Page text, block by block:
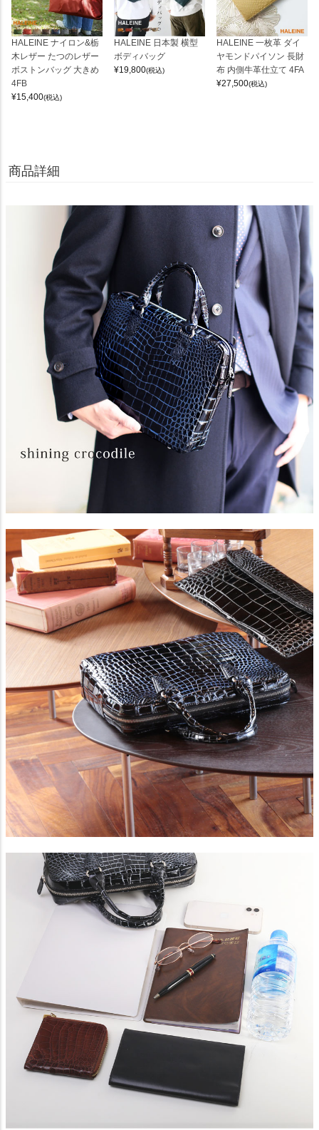
HALEINE ナイロン&栃
木レザー たつのレザー
ボストンバッグ 大きめ
4FB
¥15,400(税込)
HALEINE 日本製 横型
ボディバッグ
¥19,800(税込)
HALEINE 一枚革 ダイ
ヤモンドパイソン 長財
布 内側牛革仕立て 4FA
¥27,500(税込)
商品詳細